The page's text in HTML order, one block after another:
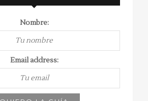
Nombre:
Email address: